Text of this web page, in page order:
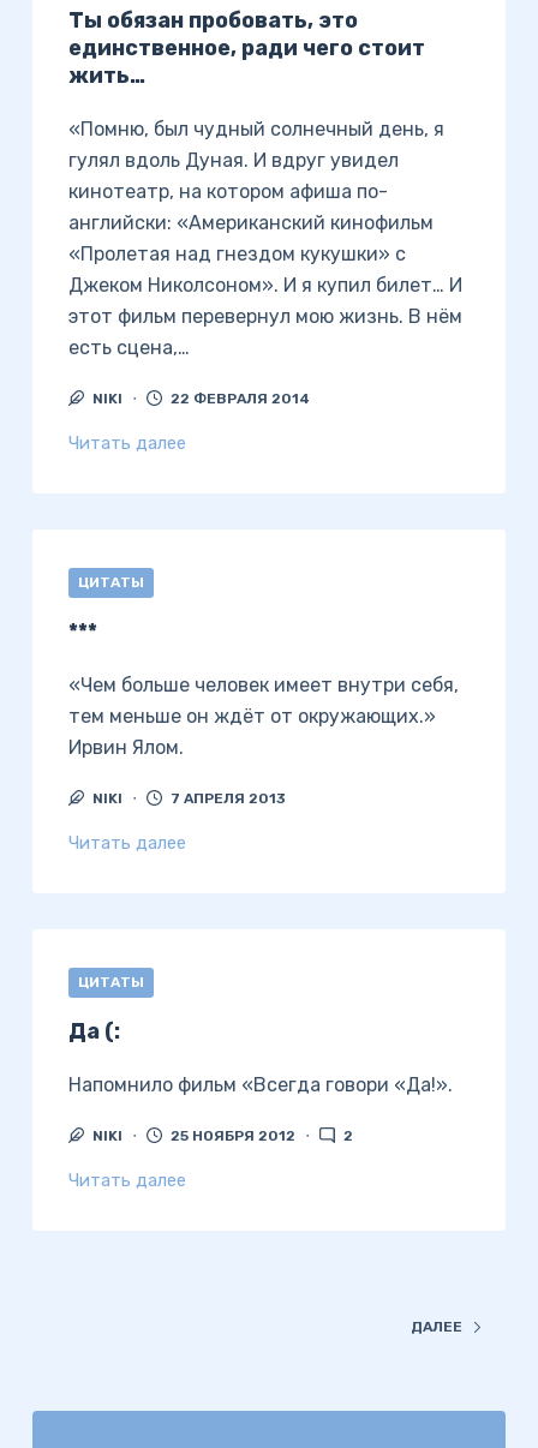
Ты обязан пробовать, это
единственное, ради чего стоит
жить…
«Помню, был чудный солнечный день, я
гулял вдоль Дуная. И вдруг увидел
кинотеатр, на котором афиша по-
английски: «Американский кинофильм
«Пролетая над гнездом кукушки» с
Джеком Николсоном». И я купил билет… И
этот фильм перевернул мою жизнь. В нём
есть сцена,…
NIKI 22 ФЕВРАЛЯ 2014
Читать далее
ЦИТАТЫ
***
«Чем больше человек имеет внутри себя,
тем меньше он ждёт от окружающих.»
Ирвин Ялом.
NIKI 7 АПРЕЛЯ 2013
Читать далее
ЦИТАТЫ
Да (:
Напомнило фильм «Всегда говори «Да!».
NIKI 25 НОЯБРЯ 2012 2
Читать далее
ДАЛЕЕ